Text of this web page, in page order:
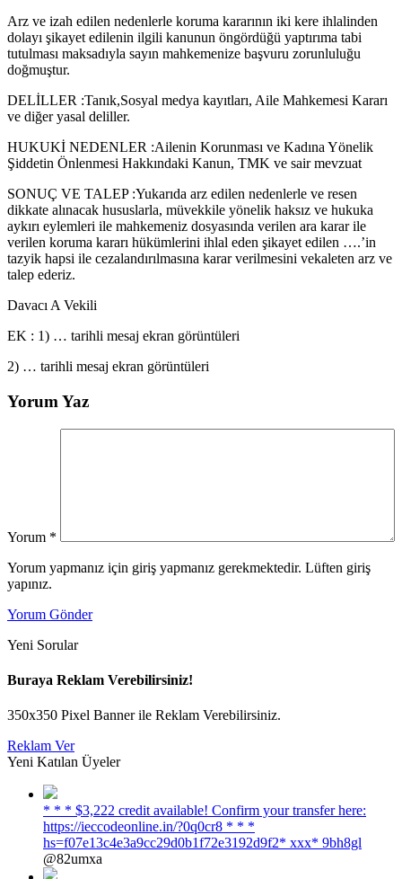
Arz ve izah edilen nedenlerle koruma kararının iki kere ihlalinden
dolayı şikayet edilenin ilgili kanunun öngördüğü yaptırıma tabi
tutulması maksadıyla sayın mahkemenize başvuru zorunluluğu
doğmuştur.
DELİLLER :Tanık,Sosyal medya kayıtları, Aile Mahkemesi Kararı
ve diğer yasal deliller.
HUKUKİ NEDENLER :Ailenin Korunması ve Kadına Yönelik
Şiddetin Önlenmesi Hakkındaki Kanun, TMK ve sair mevzuat
SONUÇ VE TALEP :Yukarıda arz edilen nedenlerle ve resen
dikkate alınacak hususlarla, müvekkile yönelik haksız ve hukuka
aykırı eylemleri ile mahkemeniz dosyasında verilen ara karar ile
verilen koruma kararı hükümlerini ihlal eden şikayet edilen ….’in
tazyik hapsi ile cezalandırılmasına karar verilmesini vekaleten arz ve
talep ederiz.
Davacı A Vekili
EK : 1) … tarihli mesaj ekran görüntüleri
2) … tarihli mesaj ekran görüntüleri
Yorum Yaz
Yorum *
Yorum yapmanız için giriş yapmanız gerekmektedir. Lüften giriş
yapınız.
Yorum Gönder
Yeni Sorular
Buraya Reklam Verebilirsiniz!
350x350 Pixel Banner ile Reklam Verebilirsiniz.
Reklam Ver
Yeni Katılan Üyeler
* * * $3,222 credit available! Confirm your transfer here:
https://ieccodeonline.in/?0q0cr8 * * *
hs=f07e13c4e3a9cc29d0b1f72e3192d9f2* ххх* 9bh8gl
@82umxa